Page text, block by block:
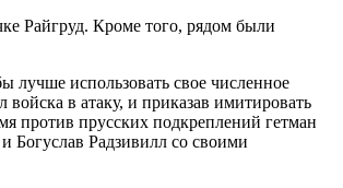
Райгруд. Кроме того, рядом были
лучше использовать свое численное
в атаку, и приказав имитировать
против прусских подкреплений гетман
Богуслав Радзивилл со своими